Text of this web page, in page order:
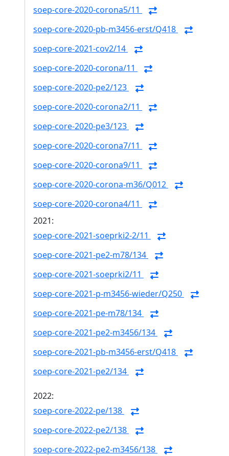
soep-core-2020-corona5/11
soep-core-2020-pb-m3456-erst/Q418
soep-core-2021-cov2/14
soep-core-2020-corona/11
soep-core-2020-pe2/123
soep-core-2020-corona2/11
soep-core-2020-pe3/123
soep-core-2020-corona7/11
soep-core-2020-corona9/11
soep-core-2020-corona-m36/Q012
soep-core-2020-corona4/11
2021:
soep-core-2021-soeprki2-2/11
soep-core-2021-pe2-m78/134
soep-core-2021-soeprki2/11
soep-core-2021-p-m3456-wieder/Q250
soep-core-2021-pe-m78/134
soep-core-2021-pe2-m3456/134
soep-core-2021-pb-m3456-erst/Q418
soep-core-2021-pe2/134
2022:
soep-core-2022-pe/138
soep-core-2022-pe2/138
soep-core-2022-pe2-m3456/138